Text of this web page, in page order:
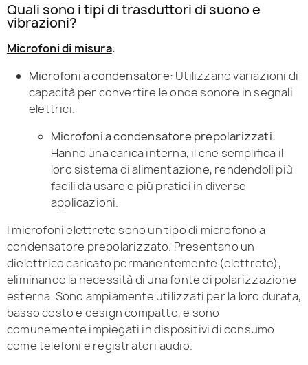
Quali sono i tipi di trasduttori di suono e
vibrazioni?
Microfoni di misura:
Microfoni a condensatore: Utilizzano variazioni di
capacità per convertire le onde sonore in segnali
elettrici.
Microfoni a condensatore prepolarizzati:
Hanno una carica interna, il che semplifica il
loro sistema di alimentazione, rendendoli più
facili da usare e più pratici in diverse
applicazioni.
I microfoni elettrete sono un tipo di microfono a
condensatore prepolarizzato. Presentano un
dielettrico caricato permanentemente (elettrete),
eliminando la necessità di una fonte di polarizzazione
esterna. Sono ampiamente utilizzati per la loro durata,
basso costo e design compatto, e sono
comunemente impiegati in dispositivi di consumo
come telefoni e registratori audio.